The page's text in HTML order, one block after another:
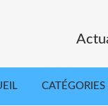
CATÉGORIES